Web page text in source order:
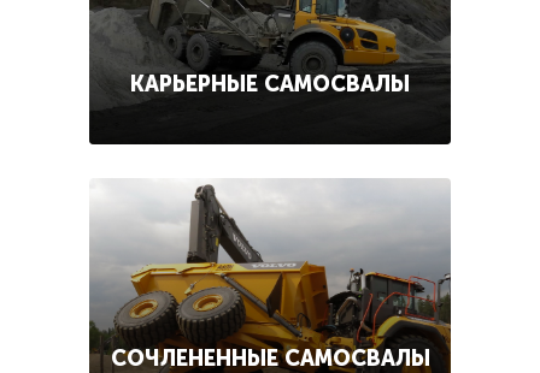
КАРЬЕРНЫЕ САМОСВАЛЫ
СОЧЛЕНЕННЫЕ САМОСВАЛЫ